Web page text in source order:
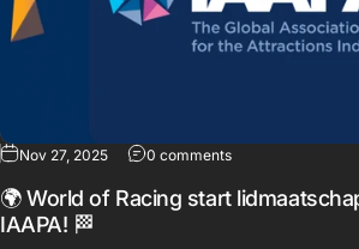
Nov 27, 2025 0 comments
🌍 World of Racing start
IAAPA! 🏁